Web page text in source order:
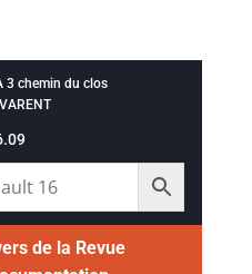
3 chemin du clos
de la Revue